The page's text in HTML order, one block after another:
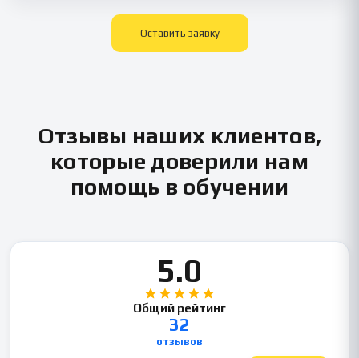
Оставить заявку
Отзывы наших клиентов,
которые доверили нам
помощь в обучении
5.0
Общий рейтинг
32
отзывов